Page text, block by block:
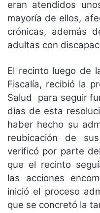
eran atendidos
mayoría de ellos,
crónicas, además
adultas con
El recinto luego de
Fiscalía, recibió la
Salud para seguir
días de esta
haber hecho su
reubicación de
verificó por parte
que el recinto
las acciones
inició el proceso
que se concretó la